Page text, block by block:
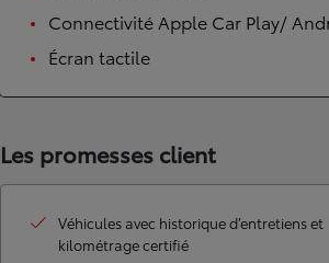
Connectivité Apple Car Play/
Écran tactile
Les promesses client
Véhicules avec historique d’entretiens et
kilométrage certifié